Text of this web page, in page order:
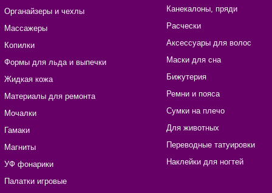
Органайзеры и чехлы
Массажеры
Копилки
Формы для льда и выпечки
Жидкая кожа
Материалы для ремонта
Мочалки
Гамаки
Магниты
УФ фонарики
Палатки игровые
Канекалоны, пряди
Расчески
Аксессуары для волос
Маски для сна
Бижутерия
Ремни и пояса
Сумки на плечо
Для животных
Переводные татуировки
Наклейки для ногтей